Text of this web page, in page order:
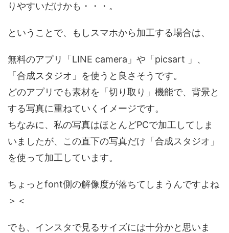
りやすいだけかも・・・。
ということで、もしスマホから加工する場合は、
無料のアプリ「LINE camera」や「picsart 」、
「合成スタジオ」を使うと良さそうです。
どのアプリでも素材を「切り取り」機能で、背景と
する写真に重ねていくイメージです。
ちなみに、私の写真はほとんどPCで加工してしま
いましたが、この直下の写真だけ「合成スタジオ」
を使って加工しています。
ちょっとfont側の解像度が落ちてしまうんですよね
＞＜
でも、インスタで見るサイズには十分かと思いま